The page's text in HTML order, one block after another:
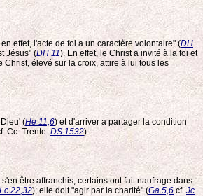
effet, l'acte de foi a un caractère volontaire" (DH
Jésus" (DH 11). En effet, le Christ a invité à la foi et
élevé sur la croix, attire à lui tous les
(He 11,6) et d'arriver à partager la condition
Cc. Trente:DS 1532).
être affranchis, certains ont fait naufrage dans
Lc 22,32); elle doit "agir par la charité" (Ga 5,6cf.Jc